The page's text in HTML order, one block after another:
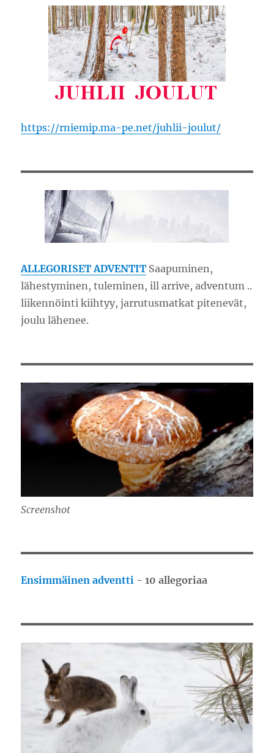
https://rniemip.ma-pe.net/juhlii-joulut/
ALLEGORISET ADVENTIT Saapuminen,
lähestyminen, tuleminen, ill arrive, adventum ..
liikennöinti kiihtyy, jarrutusmatkat pitenevät,
joulu lähenee.
Screenshot
Ensimmäinen adventti - 10 allegoriaa